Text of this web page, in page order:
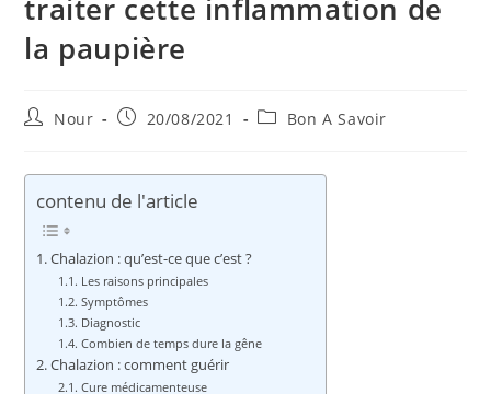
traiter cette inflammation de
la paupière
Auteur/autrice
publication :
Nour
Publication
20/08/2021
PostBon A Savoir
contenu de l'article
Chalazion : qu’est-ce que c’est ?
Les raisons principales
Symptômes
Diagnostic
Combien de temps dure la gêne
Chalazion : comment guérir
Cure médicamenteuse